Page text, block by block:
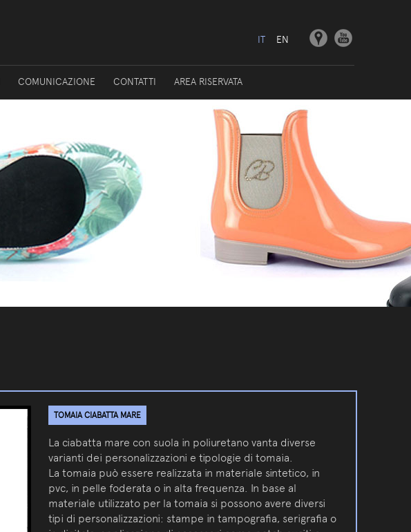
EN
IT
COMUNICAZIONE CONTATTI AREA RISERVATA
TOMAIA CIABATTA MARE
La ciabatta mare con suola in poliuretano vanta diverse
varianti dei personalizzazioni e tipologie di tomaia.
La tomaia può essere realizzata in materiale sintetico, in
pvc, in pelle foderata o in alta frequenza. In base al
materiale utilizzato per la tomaia si possono avere diversi
tipi di personalizzazioni: stampe in tampografia, serigrafia o